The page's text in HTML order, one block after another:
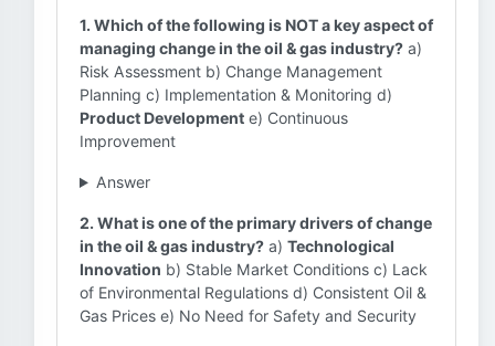
1. Which of the following is NOT a key aspect of
managing change in the oil & gas industry? a)
Risk Assessment b) Change Management
Planning c) Implementation & Monitoring d)
Product Development e) Continuous
Improvement
Answer
2. What is one of the primary drivers of change
in the oil & gas industry? a) Technological
Innovation b) Stable Market Conditions c) Lack
of Environmental Regulations d) Consistent Oil &
Gas Prices e) No Need for Safety and Security